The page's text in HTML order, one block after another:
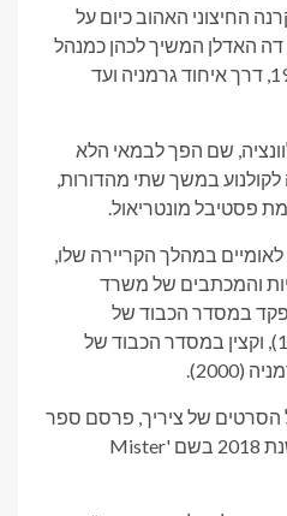
החיצוני האהוב כיום על
האדלן המשיך לכהן כמנהל
הפסטיבל בברלין משנת 1979, דרך איחוד גרמניה ועד
שם הפך לבמאי הלא
במשך שתי מהדורות,
פסטיבל מונטריאול.
במהלך הקריירה שלו,
והמכתבים של משרד
הצרפתי (1986), מפקד במסדר הכבוד של
הרפובליקה האיטלקית (1988), וקצין במסדר הכבוד של
הסרטים של ציריך, פרסם ספר
עיון על חייו של דה האדלן בשנת 2018 בשם 'Mister